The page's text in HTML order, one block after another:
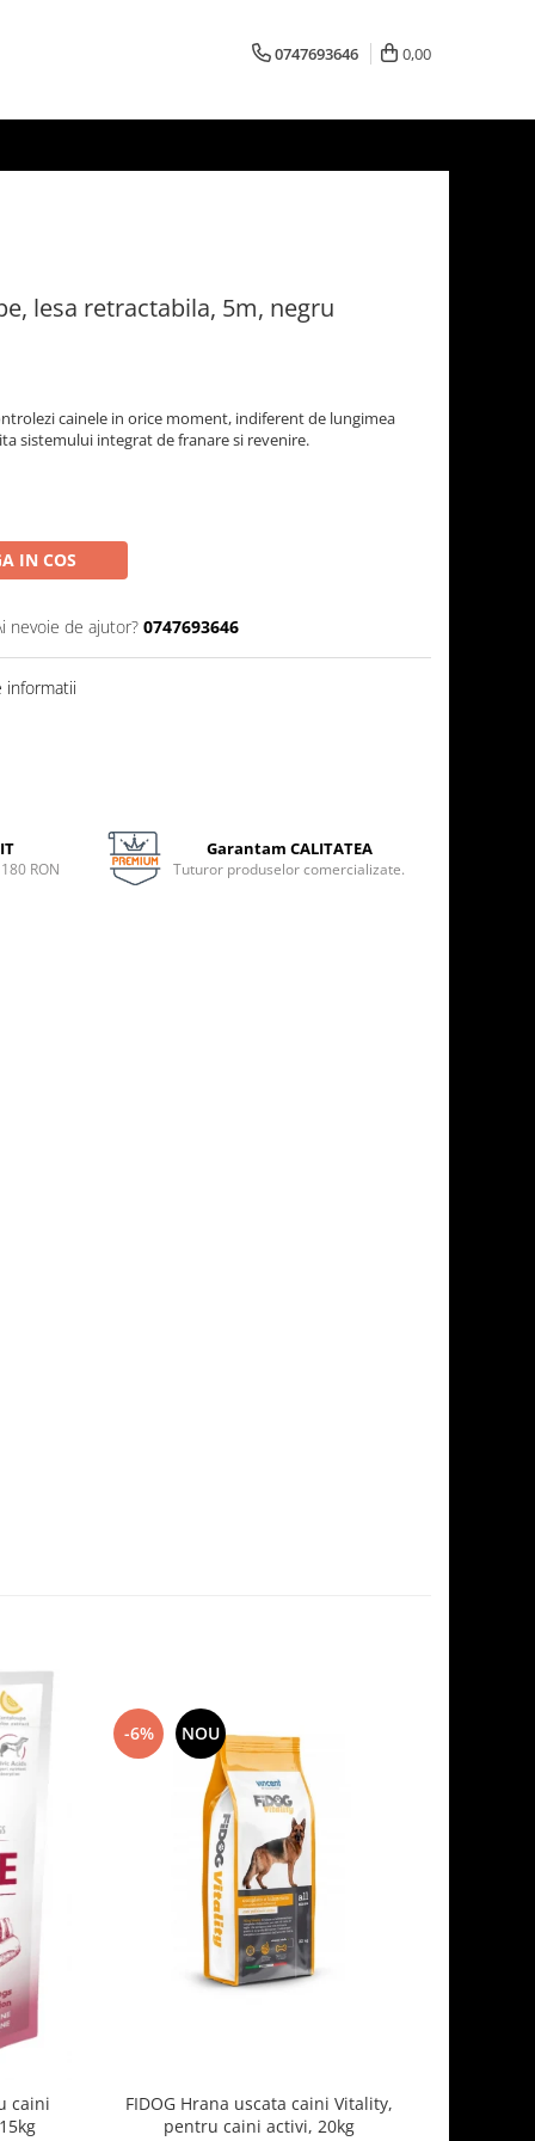
0747693646 0,00
lesa retractabila, 5m, negru
cainele in orice moment, indiferent de lungimea
sistemului integrat de franare si revenire.
IN COS
nevoie de ajutor? 0747693646
informatii
RON
Garantam CALITATEA
Tuturor produselor comercializate.
caini
-6% NOU
FIDOG Hrana uscata caini Vitality,
pentru caini activi, 20kg